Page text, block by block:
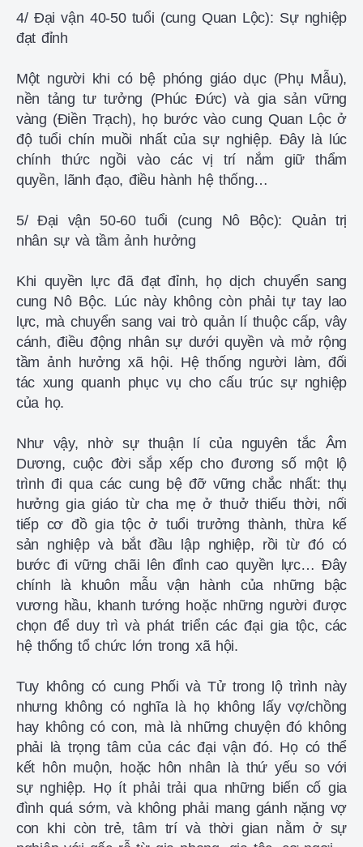
4/ Đại vận 40-50 tuổi (cung Quan Lộc): Sự nghiệp
đạt đỉnh
Một người khi có bệ phóng giáo dục (Phụ Mẫu),
nền tảng tư tưởng (Phúc Đức) và gia sản vững
vàng (Điền Trạch), họ bước vào cung Quan Lộc ở
độ tuổi chín muồi nhất của sự nghiệp. Đây là lúc
chính thức ngồi vào các vị trí nắm giữ thẩm
quyền, lãnh đạo, điều hành hệ thống…
5/ Đại vận 50-60 tuổi (cung Nô Bộc): Quản trị
nhân sự và tầm ảnh hưởng
Khi quyền lực đã đạt đỉnh, họ dịch chuyển sang
cung Nô Bộc. Lúc này không còn phải tự tay lao
lực, mà chuyển sang vai trò quản lí thuộc cấp, vây
cánh, điều động nhân sự dưới quyền và mở rộng
tầm ảnh hưởng xã hội. Hệ thống người làm, đối
tác xung quanh phục vụ cho cấu trúc sự nghiệp
của họ.
Như vậy, nhờ sự thuận lí của nguyên tắc Âm
Dương, cuộc đời sắp xếp cho đương số một lộ
trình đi qua các cung bệ đỡ vững chắc nhất: thụ
hưởng gia giáo từ cha mẹ ở thuở thiếu thời, nối
tiếp cơ đồ gia tộc ở tuổi trưởng thành, thừa kế
sản nghiệp và bắt đầu lập nghiệp, rồi từ đó có
bước đi vững chãi lên đỉnh cao quyền lực… Đây
chính là khuôn mẫu vận hành của những bậc
vương hầu, khanh tướng hoặc những người được
chọn để duy trì và phát triển các đại gia tộc, các
hệ thống tổ chức lớn trong xã hội.
Tuy không có cung Phối và Tử trong lộ trình này
nhưng không có nghĩa là họ không lấy vợ/chồng
hay không có con, mà là những chuyện đó không
phải là trọng tâm của các đại vận đó. Họ có thể
kết hôn muộn, hoặc hôn nhân là thứ yếu so với
sự nghiệp. Họ ít phải trải qua những biến cố gia
đình quá sớm, và không phải mang gánh nặng vợ
con khi còn trẻ, tâm trí và thời gian nằm ở sự